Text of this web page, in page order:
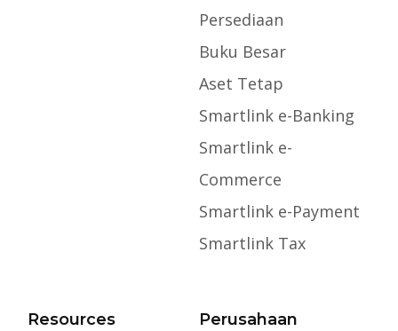
Persediaan
Buku Besar
Aset Tetap
Smartlink e-Banking
Smartlink e-
Commerce
Smartlink e-Payment
Smartlink Tax
Resources Perusahaan